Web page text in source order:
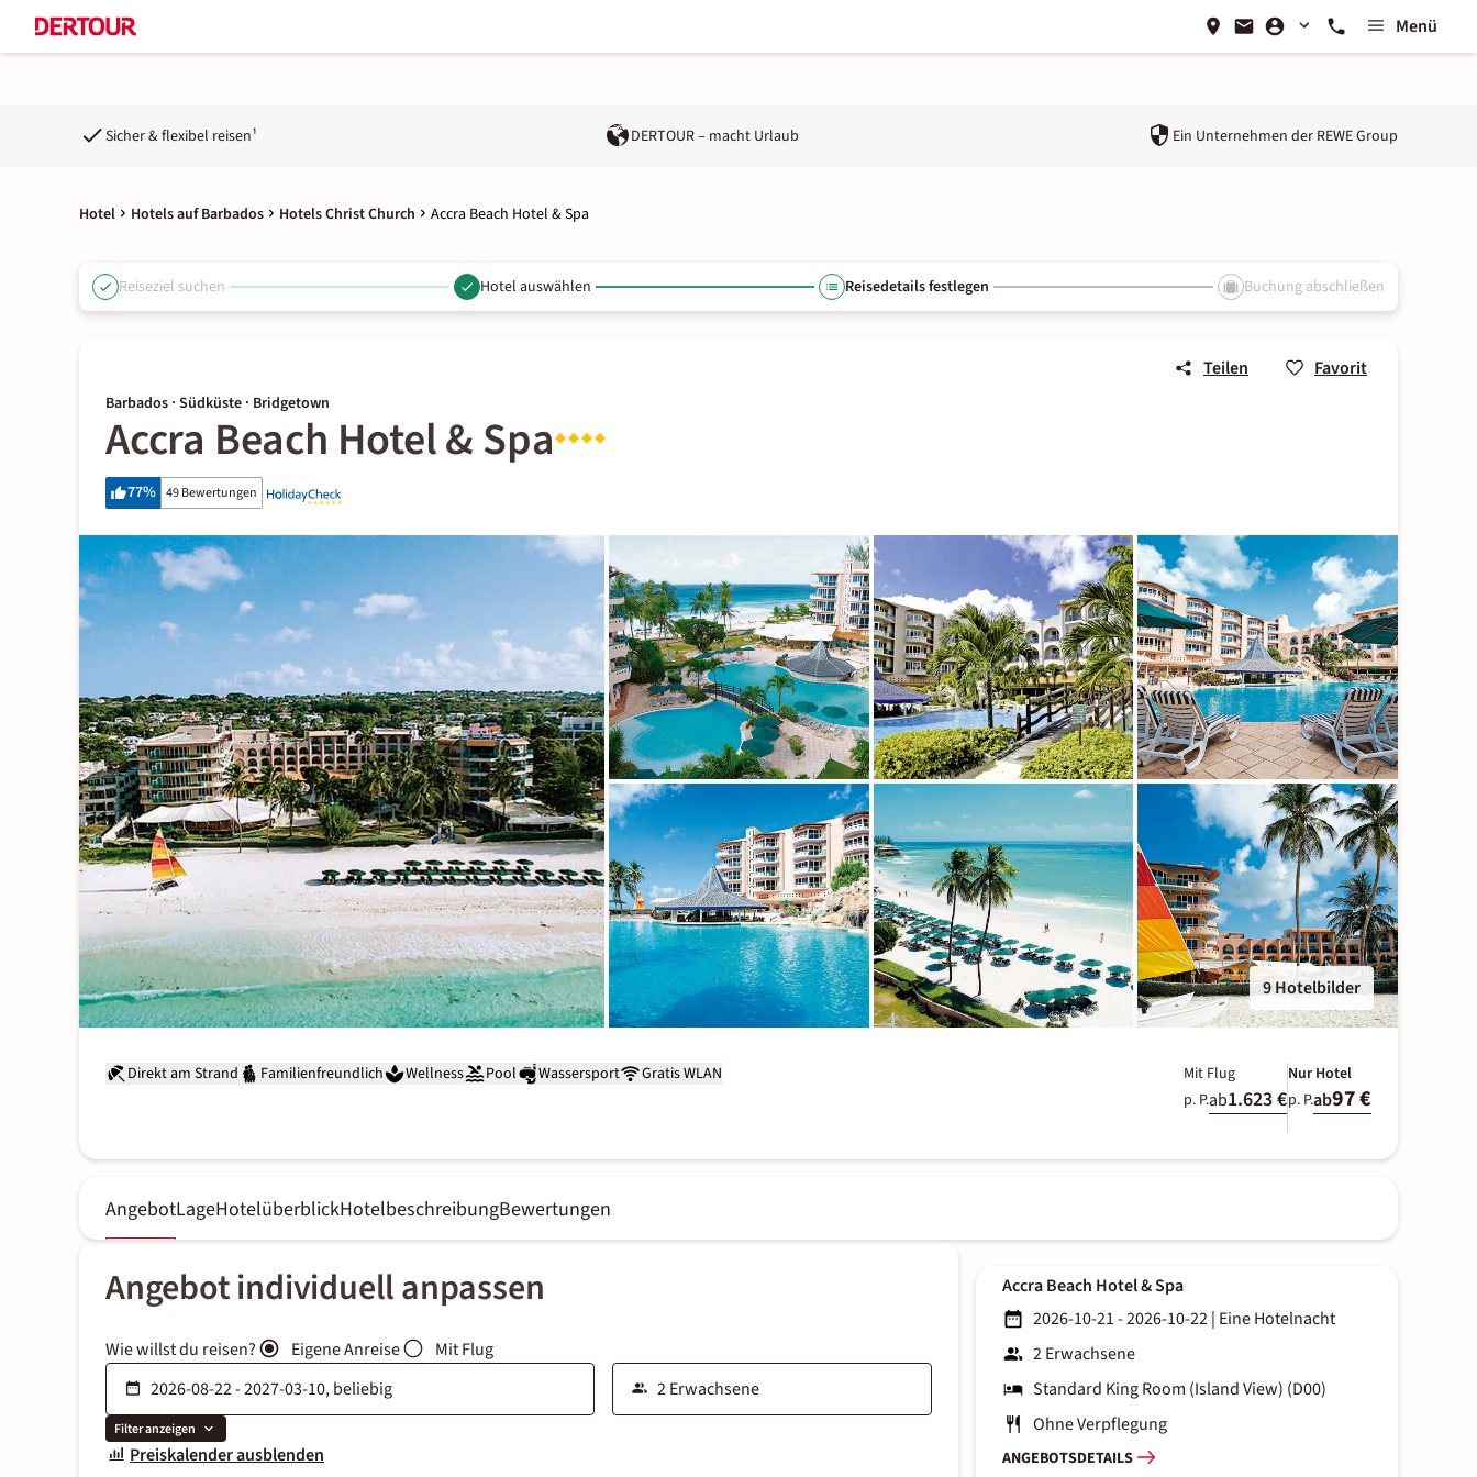
Menü
Sicher & flexibel reisen¹ DERTOUR – macht Urlaub Ein Unternehmen der REWE Group
Hotel Hotels auf Barbados Hotels Christ Church Accra Beach Hotel & Spa
Reiseziel suchen Hotel auswählen Reisedetails festlegen Buchung abschließen
Teilen Favorit
Barbados · Südküste · Bridgetown
Accra Beach Hotel & Spa
77% 49 Bewertungen
9 Hotelbilder
Direkt am Strand Familienfreundlich Wellness Pool Wassersport Gratis WLAN
Mit Flug
p. P.ab1.623 €
Nur Hotel
p. P.ab97 €
AngebotLageHotelüberblickHotelbeschreibungBewertungen
Angebot individuell anpassen
Wie willst du reisen? Eigene Anreise Mit Flug
Filter anzeigen
Preiskalender ausblenden
Accra Beach Hotel & Spa
2026-10-21 - 2026-10-22| Eine Hotelnacht
2 Erwachsene
Standard King Room (Island View) (D00)
Ohne Verpflegung
ANGEBOTSDETAILS